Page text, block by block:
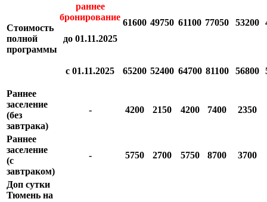
Стоимость
полной
программы
раннее
бронирование
до 01.11.2025
61600 49750 61100 77050 53200
с 01.11.2025 65200 52400 64700 81100 56800
Раннее
заселение
(без
завтрака)
- 4200 2150 4200 7400 2350
Раннее
заселение
(с
завтраком)
- 5750 2700 5750 8700 3700
Доп сутки
Тюмень на